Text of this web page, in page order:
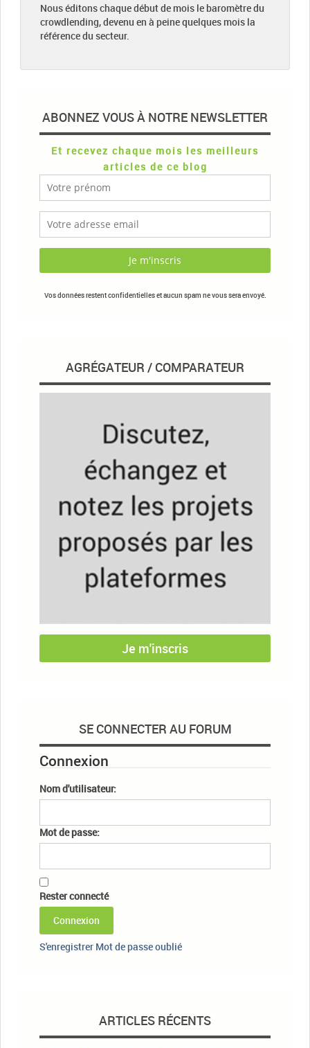
Nous éditons chaque début de mois le baromètre du
crowdlending, devenu en à peine quelques mois la
référence du secteur.
ABONNEZ VOUS À NOTRE NEWSLETTER
Et recevez chaque mois les meilleurs
articles de ce blog
Vos données restent confidentielles et aucun spam ne vous sera envoyé.
AGRÉGATEUR / COMPARATEUR
Je m'inscris
SE CONNECTER AU FORUM
Connexion
Nom d'utilisateur:
Mot de passe:
Rester connecté
Connexion
S'enregistrer Mot de passe oublié
ARTICLES RÉCENTS